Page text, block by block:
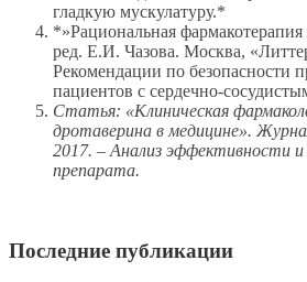
гладкую мускулатуру.*
*»Рациональная
ред. Е.И. Чазова. Москва,
Рекомендации по безопасности
пациентов с сердечно-
Статья: «Клиническая
дротаверина в медицине».
2017. – Анализ эффективности
препарата.
Последние публикации